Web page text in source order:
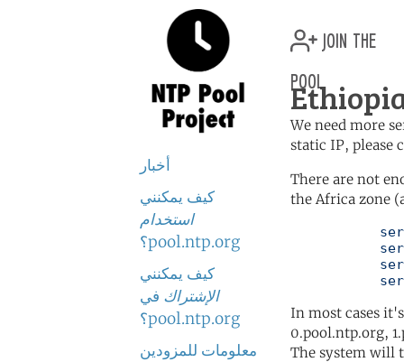
أخبار
كيف يمكنني
استخدام
pool.ntp.org؟
كيف يمكنني
الإشتراك في
pool.ntp.org؟
معلومات للمزودين
join the
pool
We need more
static IP, please
There are not
the Africa zone
In most cases
0.pool.ntp.org,
The system will